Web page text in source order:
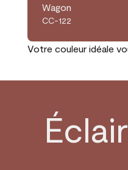
Wagon
CC-122
Votre couleur idéale